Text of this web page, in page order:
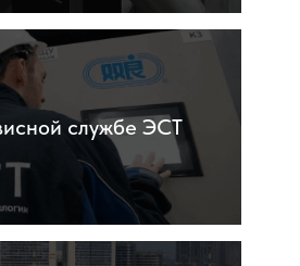
службе ЭСТ